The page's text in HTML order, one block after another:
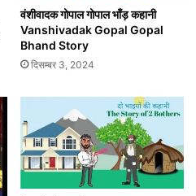
वंशीवादक गोपाल गोपाल भाँड़ कहानी
Vanshivadak Gopal Gopal
Bhand Story
दिसम्बर 3, 2024